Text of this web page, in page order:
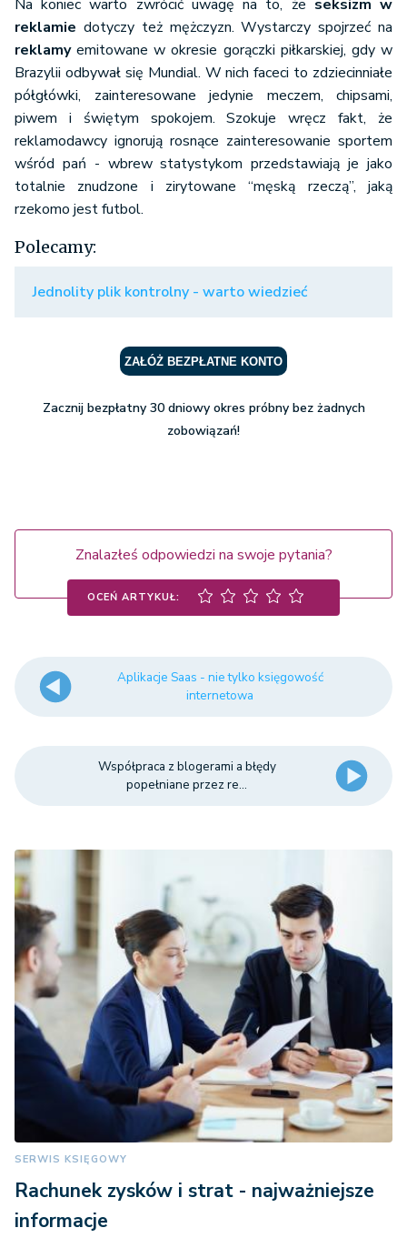
Na koniec warto zwrócić uwagę na to, że seksizm w
reklamie dotyczy też mężczyzn. Wystarczy spojrzeć na
reklamyemitowane w okresie gorączki piłkarskiej, gdy w
Brazylii odbywał się Mundial. W nich faceci to zdziecinniałe
półgłówki, zainteresowane jedynie meczem, chipsami,
piwem i świętym spokojem. Szokuje wręcz fakt, że
reklamodawcy ignorują rosnące zainteresowanie sportem
wśród pań - wbrew statystykom przedstawiają je jako
totalnie znudzone i zirytowane “męską rzeczą”, jaką
rzekomo jest futbol.
Polecamy:
Jednolity plik kontrolny - warto wiedzieć
ZAŁÓŻ BEZPŁATNE KONTO
Zacznij bezpłatny 30 dniowy okres próbny bez żadnych
zobowiązań!
Znalazłeś odpowiedzi na swoje pytania?
OCEŃ ARTYKUŁ:
Aplikacje Saas - nie tylko księgowość
internetowa
Współpraca z blogerami a błędy
popełniane przez re...
SERWIS KSIĘGOWY
Rachunek zysków i strat - najważniejsze
informacje